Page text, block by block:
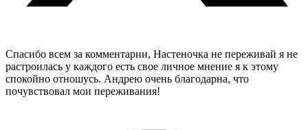
Спасибо всем за комментарии, Настеночка не переживай я не
растроилась у каждого есть свое личное мнение я к этому
спокойно отношусь. Андрею очень благодарна, что
почувствовал мои переживания!